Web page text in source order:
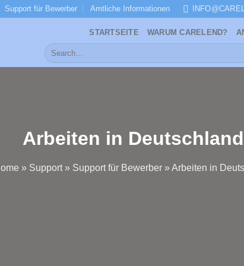
Support für Bewerber Amtliche Informationen
STARTSEITE WARUM CARELEND?
Arbeiten in Deutschland
» Support» Support für Bewerber»Arbeiten in